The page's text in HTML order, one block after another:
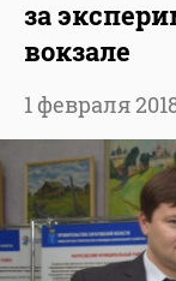
за
вокзале
1 февраля